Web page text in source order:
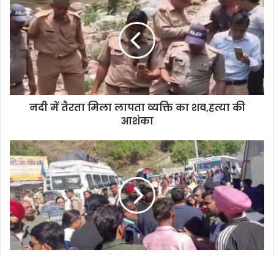
नदी में तैरता मिला लापता व्यक्ति का शव,हत्या की
आशंका